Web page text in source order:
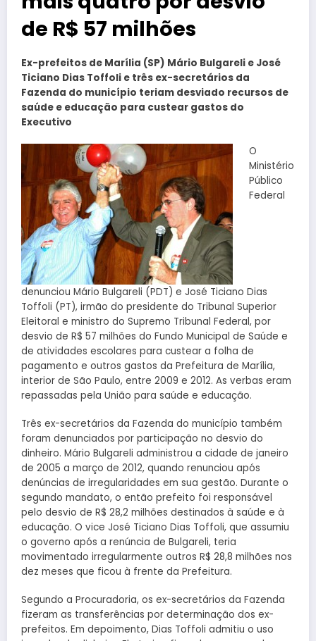
de R$ 57 milhões
Ex-prefeitos de Marília (SP) Mário Bulgareli e José
Ticiano Dias Toffoli e três ex-secretários da
Fazenda do município teriam desviado recursos de
saúde e educação para custear gastos do
Executivo
O
Ministério
Público
Federal
denunciou Mário Bulgareli (PDT) e José Ticiano Dias
Toffoli (PT), irmão do presidente do Tribunal Superior
Eleitoral e ministro do Supremo Tribunal Federal, por
desvio de R$ 57 milhões do Fundo Municipal de Saúde e
de atividades escolares para custear a folha de
pagamento e outros gastos da Prefeitura de Marília,
interior de São Paulo, entre 2009 e 2012. As verbas eram
repassadas pela União para saúde e educação.
Três ex-secretários da Fazenda do município também
foram denunciados por participação no desvio do
dinheiro. Mário Bulgareli administrou a cidade de janeiro
de 2005 a março de 2012, quando renunciou após
denúncias de irregularidades em sua gestão. Durante o
segundo mandato, o então prefeito foi responsável
pelo desvio de R$ 28,2 milhões destinados à saúde e à
educação. O vice José Ticiano Dias Toffoli, que assumiu
o governo após a renúncia de Bulgareli, teria
movimentado irregularmente outros R$ 28,8 milhões nos
dez meses que ficou à frente da Prefeitura.
Segundo a Procuradoria, os ex-secretários da Fazenda
fizeram as transferências por determinação dos ex-
prefeitos. Em depoimento, Dias Toffoli admitiu o uso